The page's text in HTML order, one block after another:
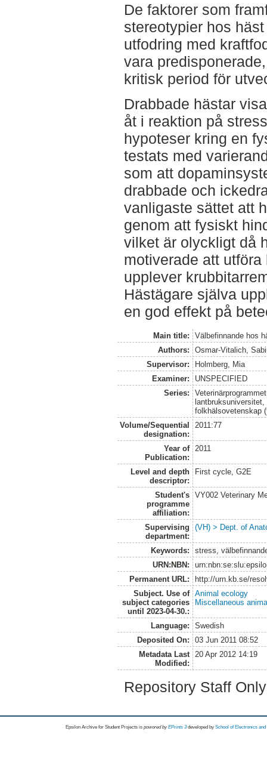
De faktorer som
stereotypier hos
utfodring med
vara
kritisk period för
Drabbade hästar
åt i reaktion på
hypoteser kring en
testats med
som att
drabbade och
vanligaste sättet att
genom att fysiskt
vilket är olyckligt då
motiverade att
upplever
Hästägare själva
en god effekt på
Main title:
Välbefinnande hos
Authors:
Osmar-Vitalich,
Supervisor:
Holmberg, Mia
Examiner:
UNSPECIFIED
Series:
folkhälsovetenskap
Volume/Sequential
designation:
2011:77
Year of
Publication:
2011
Level and depth
descriptor:
First cycle, G2E
Student's
programme
affiliation:
VY002 Veterinary
Supervising
department:
(VH) > Dept. of
Keywords:
stress,
URN:NBN:
Permanent URL:
http://urn.kb.se/
Subject. Use of
subject categories
until 2023-04-30.:
Animal ecology
Miscellaneous
Language:
Swedish
Deposited On:
03 Jun 2011 08:52
Metadata Last
Modified:
20 Apr 2012 14:19
Repository Staff
Epsilon Archive for Student Projects is powored byEPrints 3 developed by School of Electronics